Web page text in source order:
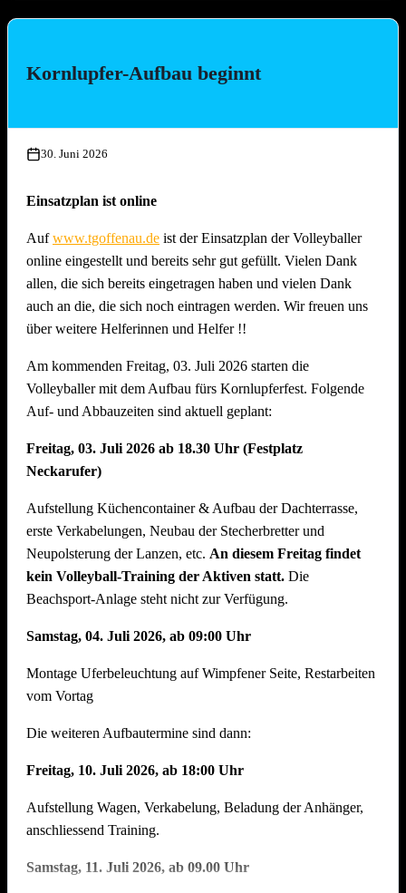
Verkabelung (Hauptaufbautag !!)
Aufbau Bühne, Herstellung Tzatziki (Vereinsküche Saline)
Gläserreinigung, Infrastruktur, Bierwagen, Aufstellung
Beleuchtung
Freitag, 17. Juli 2026 ab 16.00 Uhr
Restarbeiten, Fertigstellung Gelände und Inbetriebnahme
technische Gerätschaften
Samstag, 18. Juli 2026 ab 09.00 Uhr
Dekoration Festplatz, Preisaushang, Herstellung Salate
Dienstag, 21. Juli 2026 ab 09.00 Uhr
auch der Abbau muss organisiert sein. Bitte helft mit, dass
nach intensiven Festtagen mit vielen Helferinnen und Helfern
der Abbau schnell und zügig voranschreitet. Hier können wir
jede helfende Hand gebrauchen.Auch nach einem
Arbeitstag am Arbeitsplatz bitte zum Feierabend ans
reichlich für alle Helfer vorhanden!
Kornlupfer-Aufbau beginnt
30. Juni 2026
Einsatzplan ist online
Aufwww.tgoffenau.de ist der Einsatzplan der Volleyballer
online eingestellt und bereits sehr gut gefüllt. Vielen Dank
allen, die sich bereits eingetragen haben und vielen Dank
auch an die, die sich noch eintragen werden. Wir freuen uns
über weitere Helferinnen und Helfer !!
Am kommenden Freitag, 03. Juli 2026 starten die
Volleyballer mit dem Aufbau fürs Kornlupferfest. Folgende
Auf- und Abbauzeiten sind aktuell geplant:
Freitag, 03. Juli 2026 ab 18.30 Uhr (Festplatz
Neckarufer)
Aufstellung Küchencontainer & Aufbau der Dachterrasse,
erste Verkabelungen, Neubau der Stecherbretter und
Neupolsterung der Lanzen, etc. An diesem Freitag findet
kein Volleyball-Training der Aktiven statt. Die
Beachsport-Anlage steht nicht zur Verfügung.
Samstag, 04. Juli 2026, ab 09:00 Uhr
Montage Uferbeleuchtung auf Wimpfener Seite, Restarbeiten
vom Vortag
Die weiteren Aufbautermine sind dann:
Freitag, 10. Juli 2026, ab 18:00 Uhr
Aufstellung Wagen, Verkabelung, Beladung der Anhänger,
anschliessend Training.
Samstag, 11. Juli 2026, ab 09.00 Uhr